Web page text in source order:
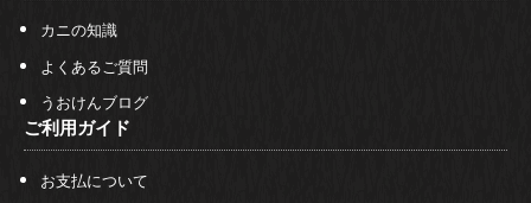
カニの知識
よくあるご質問
うおけんブログ
ご利用ガイド
お支払について